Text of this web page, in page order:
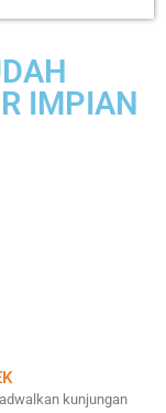
IMPIAN
kunjungan